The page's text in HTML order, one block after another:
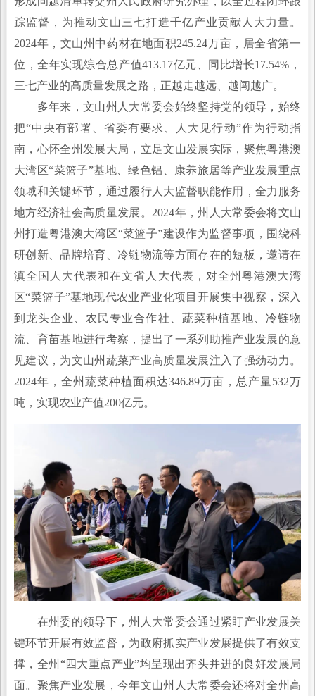
踪监督，为推动文山三七打造千亿产业贡献人大力量。
2024年，文山州中药材在地面积245.24万亩，居全省第一
位，全年实现综合总产值413.17亿元、同比增长17.54%，
三七产业的高质量发展之路，正越走越远、越闯越广。
多年来，文山州人大常委会始终坚持党的领导，始终
把“中央有部署、省委有要求、人大见行动”作为行动指
南，心怀全州发展大局，立足文山发展实际，聚焦粤港澳
大湾区“菜篮子”基地、绿色铝、康养旅居等产业发展重点
领域和关键环节，通过履行人大监督职能作用，全力服务
地方经济社会高质量发展。2024年，州人大常委会将文山
州打造粤港澳大湾区“菜篮子”建设作为监督事项，围绕科
研创新、品牌培育、冷链物流等方面存在的短板，邀请在
滇全国人大代表和在文省人大代表，对全州粤港澳大湾
区“菜篮子”基地现代农业产业化项目开展集中视察，深入
到龙头企业、农民专业合作社、蔬菜种植基地、冷链物
流、育苗基地进行考察，提出了一系列助推产业发展的意
见建议，为文山州蔬菜产业高质量发展注入了强劲动力。
2024年，全州蔬菜种植面积达346.89万亩，总产量532万
吨，实现农业产值200亿元。
在州委的领导下，州人大常委会通过紧盯产业发展关
键环节开展有效监督，为政府抓实产业发展提供了有效支
撑，全州“四大重点产业”均呈现出齐头并进的良好发展局
面。聚焦产业发展，今年文山州人大常委会还将对全州高